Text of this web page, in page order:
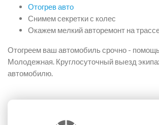
Отогрев авто
Снимем секретки с колес
Окажем мелкий авторемонт на
Отогреем ваш автомобиль срочно -
Молодежная. Круглосуточный выезд
автомобилю.